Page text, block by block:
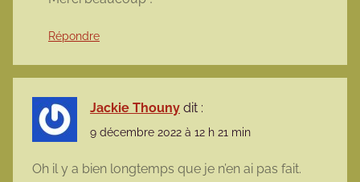
Répondre
Jackie Thouny dit :
9 décembre 2022 à 12 h 21 min
Oh il y a bien longtemps que je n’en ai pas fait.